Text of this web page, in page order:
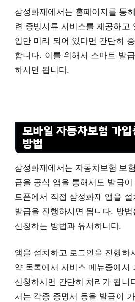
삼성화재에서는 홈페이지를 통
련 증빙서류 서비스를 제공하고
입만 미리 되어 있다면 간단히
합니다. 이를 위해서 스마트 발
하시면 됩니다.
모바일 자동차보험 가
방법
삼성화재에서는 자동차보험 보
급을 공식 앱을 통해서도 발급
트폰에서 직접 삼성화재 앱을
발급을 진행하시면 됩니다. 방법
신청하는 방법과 유사하니다.
앱을 설치하고 로그인을 진행하
약 목록에서 서비스 메뉴중에서
신청하시면 간단히 처리가 됩니
서는 각종 증명서 등을 발급이